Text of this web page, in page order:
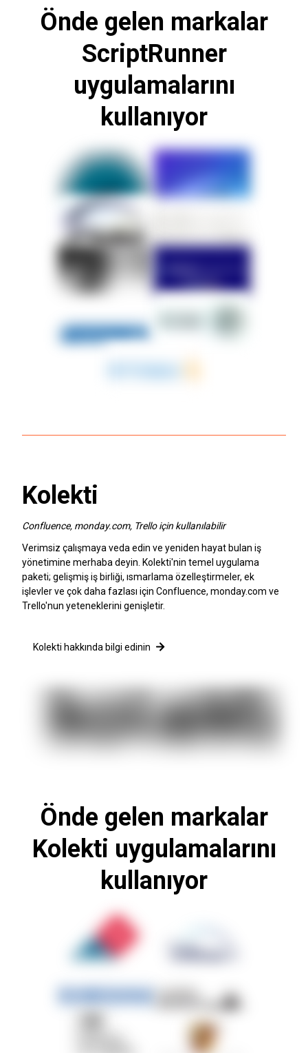
Önde gelen markalar
ScriptRunner
uygulamalarını
kullanıyor
Kolekti
Confluence, monday.com, Trello için kullanılabilir
Verimsiz çalışmaya veda edin ve yeniden hayat bulan iş
yönetimine merhaba deyin. Kolekti'nin temel uygulama
paketi; gelişmiş iş birliği, ısmarlama özelleştirmeler, ek
işlevler ve çok daha fazlası için Confluence, monday.com ve
Trello'nun yeteneklerini genişletir.
Kolekti hakkında bilgi edinin
Önde gelen markalar
Kolekti uygulamalarını
kullanıyor